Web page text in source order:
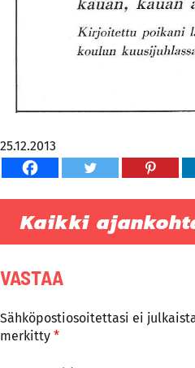
25.12.2013
Kaikki
VASTAA
Sähköpostiosoitettasi ei
merkitty *